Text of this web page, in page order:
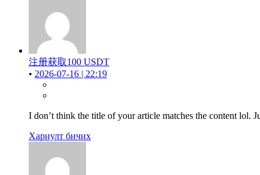
注册获取100 USDT
• 2026-07-16 | 22:19
I don’t think the title of your article matches the content lol.
Хариулт бичих